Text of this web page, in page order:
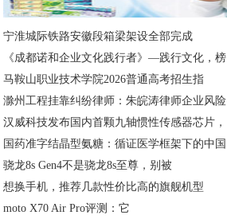
宁淮城际铁路安徽段箱梁架设全部完成
《成都诺和企业文化践行者》—践行文化，榜
马鞍山职业技术学院2026普通高考招生指
滁州工程挂靠纠纷律师：朱皖涛律师企业风险
汉威科技发布国内首颗九轴惯性传感器芯片，
国药准字结晶型氨糖：循证医学框架下的中国
骁龙8s Gen4不是骁龙8s至尊，别被
想换手机，推荐几款性价比高的旗舰机型
moto X70 Air Pro评测：它